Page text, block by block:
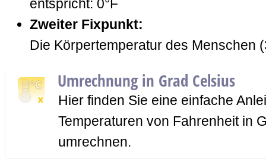
entspricht: 0°F
Zweiter Fixpunkt:
Die Körpertemperatur des Menschen
Umrechnung in Grad Celsius
Hier finden Sie eine einfache
Temperaturen von Fahrenheit in
umrechnen.